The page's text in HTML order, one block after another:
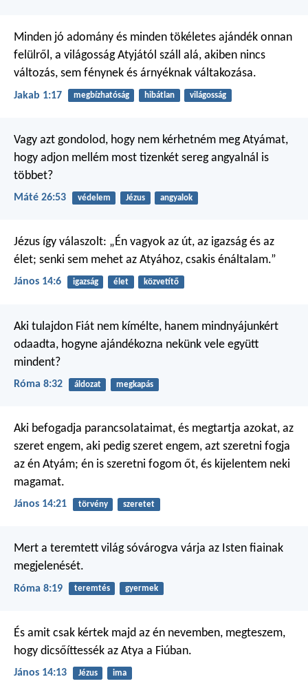
Minden jó adomány és minden tökéletes ajándék onnan
felülről, a világosság Atyjától száll alá, akiben nincs
változás, sem fénynek és árnyéknak váltakozása.
Jakab 1:17 megbízhatóság hibátlan világosság
Vagy azt gondolod, hogy nem kérhetném meg Atyámat,
hogy adjon mellém most tizenkét sereg angyalnál is
többet?
Máté 26:53 védelem Jézus angyalok
Jézus így válaszolt: „Én vagyok az út, az igazság és az
élet; senki sem mehet az Atyához, csakis énáltalam.”
János 14:6 igazság élet közvetítő
Aki tulajdon Fiát nem kímélte, hanem mindnyájunkért
odaadta, hogyne ajándékozna nekünk vele együtt
mindent?
Róma 8:32 áldozat megkapás
Aki befogadja parancsolataimat, és megtartja azokat, az
szeret engem, aki pedig szeret engem, azt szeretni fogja
az én Atyám; én is szeretni fogom őt, és kijelentem neki
magamat.
János 14:21 törvény szeretet
Mert a teremtett világ sóvárogva várja az Isten fiainak
megjelenését.
Róma 8:19 teremtés gyermek
És amit csak kértek majd az én nevemben, megteszem,
hogy dicsőíttessék az Atya a Fiúban.
János 14:13 Jézus ima